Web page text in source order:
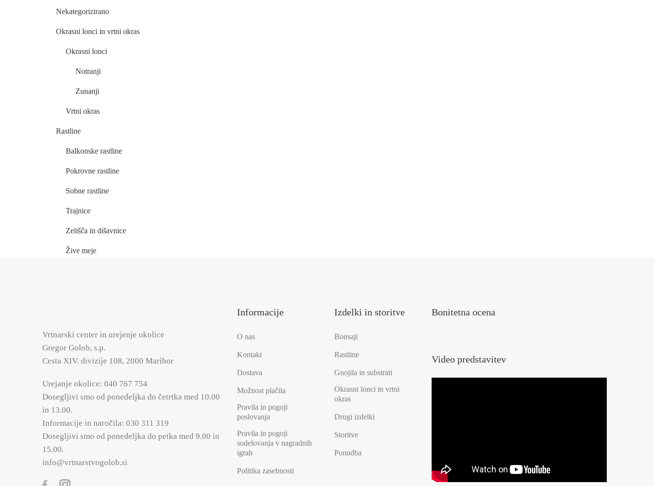
Nekategorizirano
Okrasni lonci in vrtni okras
Okrasni lonci
Notranji
Zunanji
Vrtni okras
Rastline
Balkonske rastline
Pokrovne rastline
Sobne rastline
Trajnice
Zelišča in dišavnice
Žive meje
Vrtnarski center in urejenje okolice
Gregor Golob, s.p.
Cesta XIV. divizije 108, 2000 Maribor
Urejanje okolice: 040 767 754
Dosegljivi smo od ponedeljka do četrtka med 10.00
in 13.00.
Informacije in naročila: 030 311 319
Dosegljivi smo od ponedeljka do petka med 9.00 in
15.00.
info@vrtnarstvogolob.si
Informacije
O nas
Kontakt
Dostava
Možnost plačila
Pravila in pogoji
poslovanja
Pravila in pogoji
sodelovanja v nagradnih
igrah
Politika zasebnosti
Izdelki in storitve
Bonsaji
Rastline
Gnojila in substrati
Okrasni lonci in vrtni
okras
Drugi izdelki
Storitve
Ponudba
Bonitetna ocena
Video predstavitev